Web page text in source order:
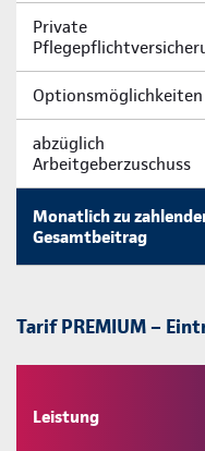
Private
Optionsmöglichkeiten
abzüglich
Arbeitgeberzuschuss
Monatlich zu
Gesamtbeitrag
Tarif PREMIUM –
Leistung